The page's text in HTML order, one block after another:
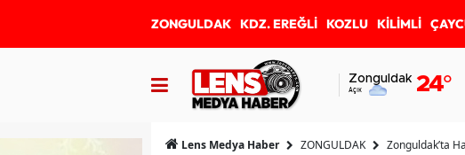
ZONGULDAK KDZ. EREĞLİ KOZLU KİLİMLİ
Zonguldak
Açık 24°
Lens Medya Haber ZONGULDAK Zonguldak’ta